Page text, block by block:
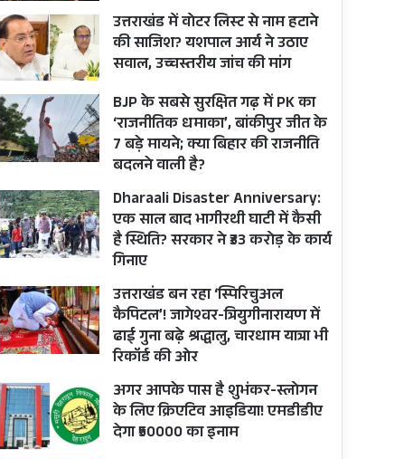
उत्तराखंड में वोटर लिस्ट से नाम हटाने
की साजिश? यशपाल आर्य ने उठाए
सवाल, उच्चस्तरीय जांच की मांग
BJP के सबसे सुरक्षित गढ़ में PK का
‘राजनीतिक धमाका’, बांकीपुर जीत के
7 बड़े मायने; क्या बिहार की राजनीति
बदलने वाली है?
Dharaali Disaster Anniversary:
एक साल बाद भागीरथी घाटी में कैसी
है स्थिति? सरकार ने ₹33 करोड़ के कार्य
गिनाए
उत्तराखंड बन रहा ‘स्पिरिचुअल
कैपिटल’! जागेश्वर-त्रियुगीनारायण में
ढाई गुना बढ़े श्रद्धालु, चारधाम यात्रा भी
रिकॉर्ड की ओर
अगर आपके पास है शुभंकर-स्लोगन
के लिए क्रिएटिव आइडिया! एमडीडीए
देगा ₹50000 का इनाम